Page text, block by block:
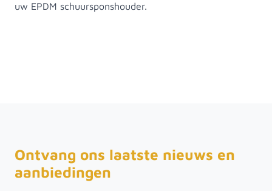
uw EPDM schuursponshouder.
Ontvang ons laatste nieuws en
aanbiedingen